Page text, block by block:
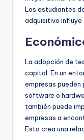
Los estudiantes
adquisitivo influye
La adopción de
capital. En un
empresas pueden
software o
también puede
empresas a
Esto crea una